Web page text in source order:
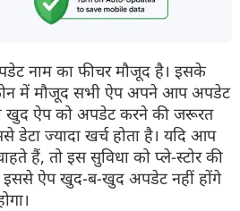
नाम का फीचर मौजूद है। इसके
में मौजूद सभी ऐप अपने आप अपडेट
खुद ऐप को अपडेट करने की जरूरत
डेटा ज्यादा खर्च होता है। यदि आप
हैं, तो इस सुविधा को प्ले-स्टोर की
इससे ऐप खुद-ब-खुद अपडेट नहीं होंगे